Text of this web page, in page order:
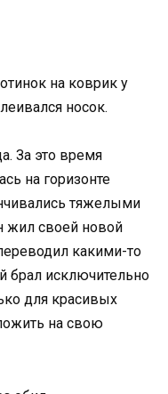
на коврик у
носок.
За это время
на горизонте
тяжелыми
жил своей новой
какими-то
исключительно
для красивых
на свою